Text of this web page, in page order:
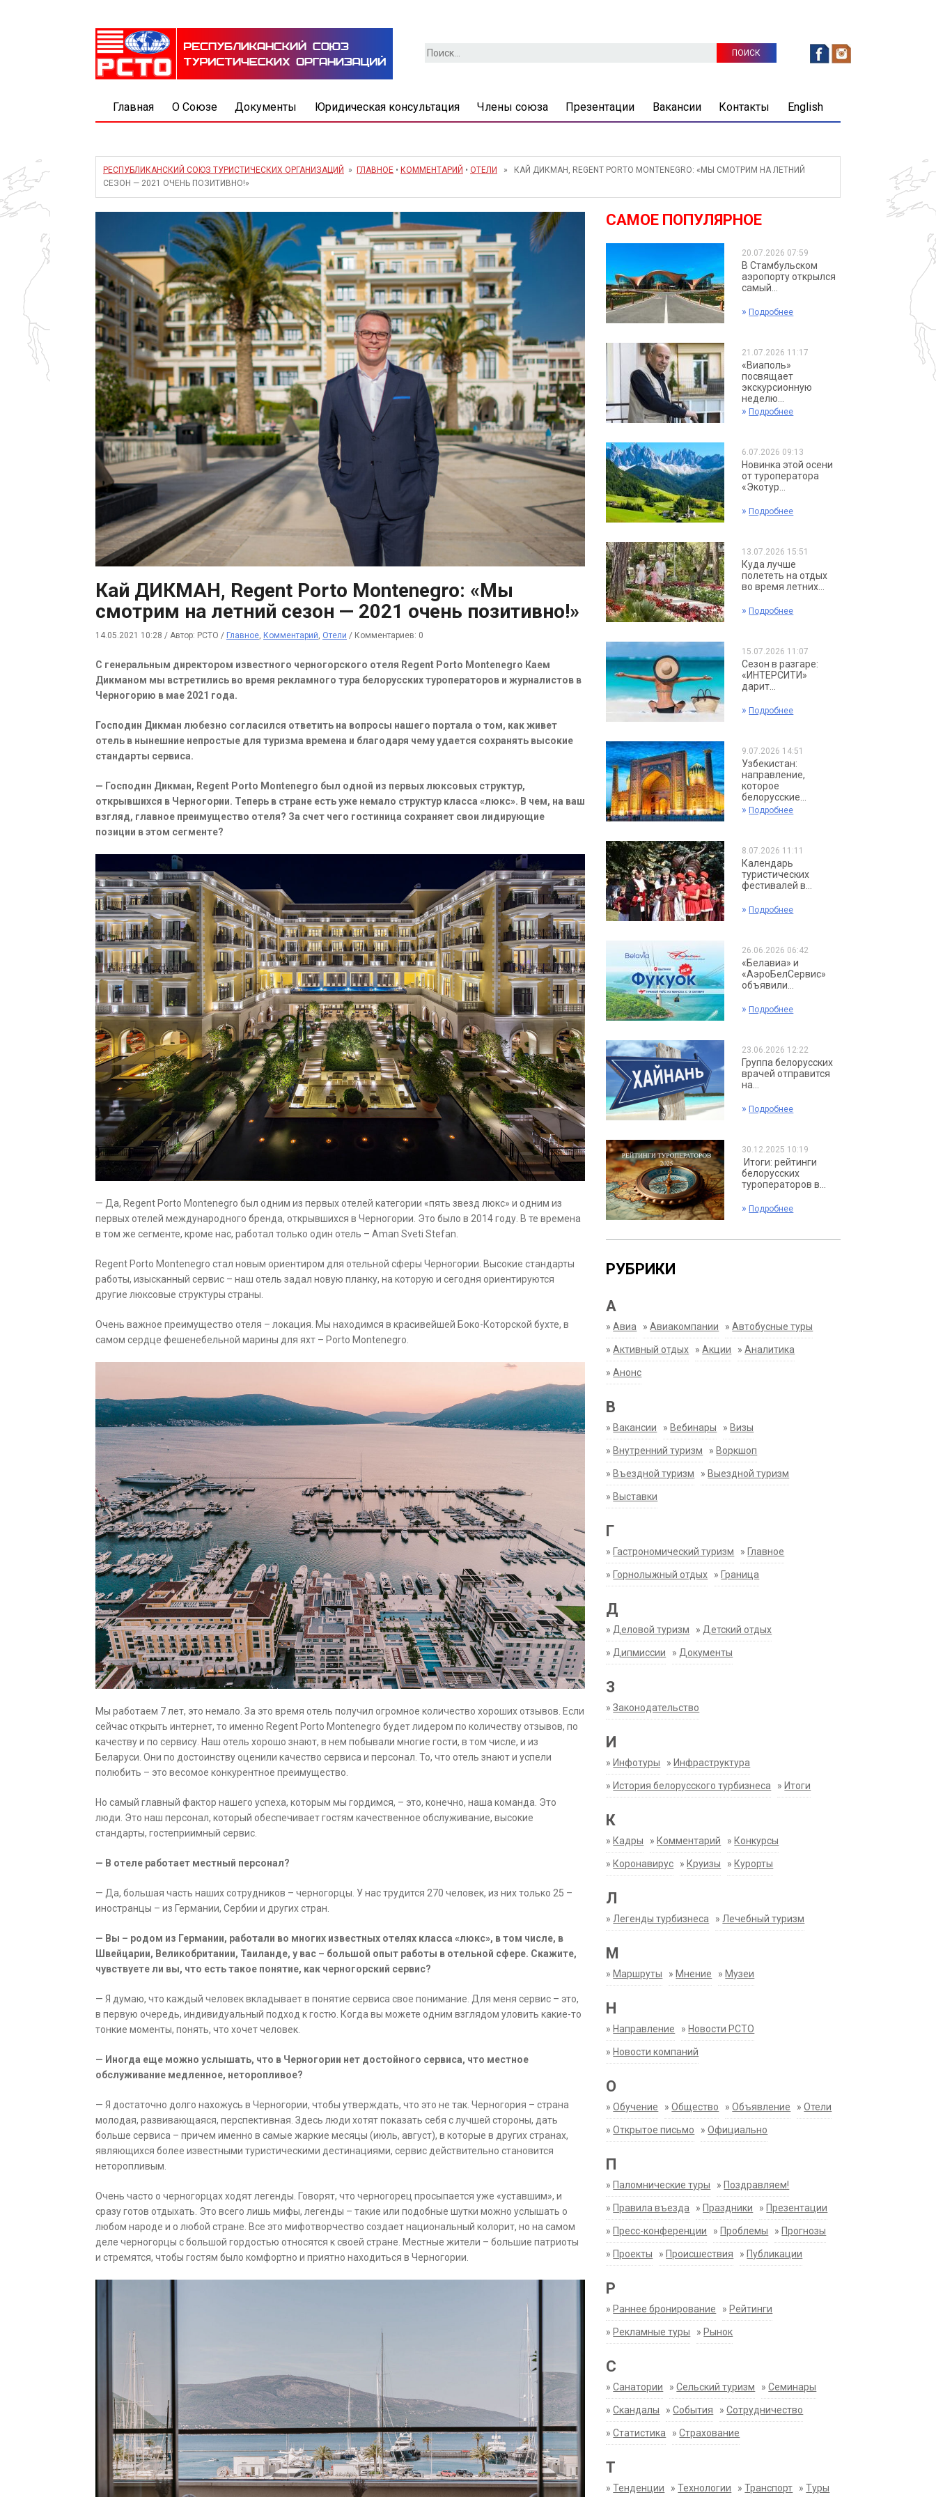
Найти:
Главная О Союзе Документы Юридическая консультация Члены союза Презентации Вакансии Контакты English
РЕСПУБЛИКАНСКИЙ СОЮЗ ТУРИСТИЧЕСКИХ ОРГАНИЗАЦИЙ » ГЛАВНОЕ • КОММЕНТАРИЙ • ОТЕЛИ
» КАЙ ДИКМАН, REGENT PORTO MONTENEGRO: «МЫ СМОТРИМ НА ЛЕТНИЙ
СЕЗОН — 2021 ОЧЕНЬ ПОЗИТИВНО!»
Кай ДИКМАН, Regent Porto Montenegro: «Мы
смотрим на летний сезон — 2021 очень позитивно!»
14.05.2021 10:28 / Автор: РСТО / Главное, Комментарий, Отели / Комментариев: 0
С генеральным директором известного черногорского отеля Regent Porto Montenegro Каем
Дикманом мы встретились во время рекламного тура белорусских туроператоров и журналистов в
Черногорию в мае 2021 года.
Господин Дикман любезно согласился ответить на вопросы нашего портала о том, как живет
отель в нынешние непростые для туризма времена и благодаря чему удается сохранять высокие
стандарты сервиса.
— Господин Дикман, Regent Porto Montenegro был одной из первых люксовых структур,
открывшихся в Черногории. Теперь в стране есть уже немало структур класса «люкс». В чем, на ваш
взгляд, главное преимущество отеля? За счет чего гостиница сохраняет свои лидирующие
позиции в этом сегменте?
— Да, Regent Porto Montenegro был одним из первых отелей категории «пять звезд люкс» и одним из
первых отелей международного бренда, открывшихся в Черногории. Это было в 2014 году. В те времена
в том же сегменте, кроме нас, работал только один отель – Aman Sveti Stefan.
Regent Porto Montenegro стал новым ориентиром для отельной сферы Черногории. Высокие стандарты
работы, изысканный сервис – наш отель задал новую планку, на которую и сегодня ориентируются
другие люксовые структуры страны.
Очень важное преимущество отеля – локация. Мы находимся в красивейшей Боко-Которской бухте, в
самом сердце фешенебельной марины для яхт – Porto Montenegro.
Мы работаем 7 лет, это немало. За это время отель получил огромное количество хороших отзывов. Если
сейчас открыть интернет, то именно Regent Porto Montenegro будет лидером по количеству отзывов, по
качеству и по сервису. Наш отель хорошо знают, в нем побывали многие гости, в том числе, и из
Беларуси. Они по достоинству оценили качество сервиса и персонал. То, что отель знают и успели
полюбить – это весомое конкурентное преимущество.
Но самый главный фактор нашего успеха, которым мы гордимся, – это, конечно, наша команда. Это
люди. Это наш персонал, который обеспечивает гостям качественное обслуживание, высокие
стандарты, гостеприимный сервис.
— В отеле работает местный персонал?
— Да, большая часть наших сотрудников – черногорцы. У нас трудится 270 человек, из них только 25 –
иностранцы – из Германии, Сербии и других стран.
— Вы – родом из Германии, работали во многих известных отелях класса «люкс», в том числе, в
Швейцарии, Великобритании, Таиланде, у вас – большой опыт работы в отельной сфере. Скажите,
чувствуете ли вы, что есть такое понятие, как черногорский сервис?
— Я думаю, что каждый человек вкладывает в понятие сервиса свое понимание. Для меня сервис – это,
в первую очередь, индивидуальный подход к гостю. Когда вы можете одним взглядом уловить какие-то
тонкие моменты, понять, что хочет человек.
— Иногда еще можно услышать, что в Черногории нет достойного сервиса, что местное
обслуживание медленное, неторопливое?
— Я достаточно долго нахожусь в Черногории, чтобы утверждать, что это не так. Черногория – страна
молодая, развивающаяся, перспективная. Здесь люди хотят показать себя с лучшей стороны, дать
больше сервиса – причем именно в самые жаркие месяцы (июль, август), в которые в других странах,
являющихся более известными туристическими дестинациями, сервис действительно становится
неторопливым.
Очень часто о черногорцах ходят легенды. Говорят, что черногорец просыпается уже «уставшим», и
сразу готов отдыхать. Это всего лишь мифы, легенды – такие или подобные шутки можно услышать о
любом народе и о любой стране. Все это мифотворчество создает национальный колорит, но на самом
деле черногорцы с большой гордостью относятся к своей стране. Местные жители – большие патриоты
и стремятся, чтобы гостям было комфортно и приятно находиться в Черногории.
САМОЕ ПОПУЛЯРНОЕ
20.07.2026 07:59
В Стамбульском
аэропорту открылся
самый...
» Подробнее
21.07.2026 11:17
«Виаполь»
посвящает
экскурсионную
неделю...
» Подробнее
6.07.2026 09:13
Новинка этой осени
от туроператора
«Экотур...
» Подробнее
13.07.2026 15:51
Куда лучше
полететь на отдых
во время летних...
» Подробнее
15.07.2026 11:07
Сезон в разгаре:
«ИНТЕРСИТИ»
дарит...
» Подробнее
9.07.2026 14:51
Узбекистан:
направление,
которое
белорусские...
» Подробнее
8.07.2026 11:11
Календарь
туристических
фестивалей в...
» Подробнее
26.06.2026 06:42
«Белавиа» и
«АэроБелСервис»
объявили...
» Подробнее
23.06.2026 12:22
Группа белорусских
врачей отправится
на...
» Подробнее
30.12.2025 10:19
Итоги: рейтинги
белорусских
туроператоров в...
» Подробнее
РУБРИКИ
А
»Авиа »Авиакомпании »Автобусные туры
»Активный отдых »Акции »Аналитика
»Анонс
В
» Вакансии » Вебинары » Визы
» Внутренний туризм » Воркшоп
» Въездной туризм » Выездной туризм
» Выставки
Г
» Гастрономический туризм » Главное
» Горнолыжный отдых » Граница
Д
» Деловой туризм » Детский отдых
» Дипмиссии » Документы
З
»Законодательство
И
» Инфотуры » Инфраструктура
» История белорусского турбизнеса » Итоги
К
» Кадры » Комментарий » Конкурсы
» Коронавирус » Круизы » Курорты
Л
» Легенды турбизнеса » Лечебный туризм
М
» Маршруты » Мнение » Музеи
Н
» Направление » Новости РСТО
» Новости компаний
О
»Обучение »Общество »Объявление »Отели
»Открытое письмо »Официально
П
» Паломнические туры » Поздравляем!
» Правила въезда » Праздники » Презентации
» Пресс-конференции » Проблемы » Прогнозы
» Проекты » Происшествия » Публикации
Р
» Раннее бронирование » Рейтинги
» Рекламные туры » Рынок
С
»Санатории »Сельский туризм »Семинары
»Скандалы »События »Сотрудничество
»Статистика »Страхование
Т
»Тенденции »Технологии »Транспорт »Туры